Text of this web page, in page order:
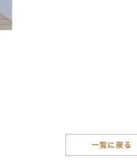
一覧に戻る